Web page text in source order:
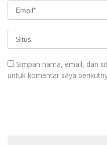
Simpan nama, email, dan
untuk komentar saya